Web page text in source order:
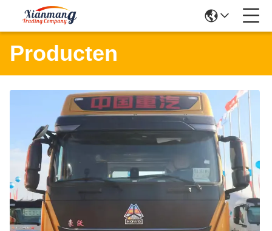
Producten